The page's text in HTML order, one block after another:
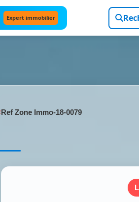
Expert immobilier
Ref Zone Immo-18-0079